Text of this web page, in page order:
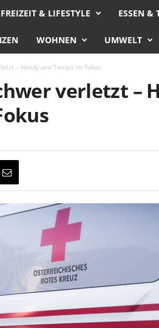
FREIZEIT & LIFESTYLE ESSEN &
WOHNEN UMWELT
– Handy und Tempo im Fokus
verletzt –